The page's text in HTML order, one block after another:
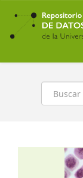
Ir
contenido
principal
Buscar